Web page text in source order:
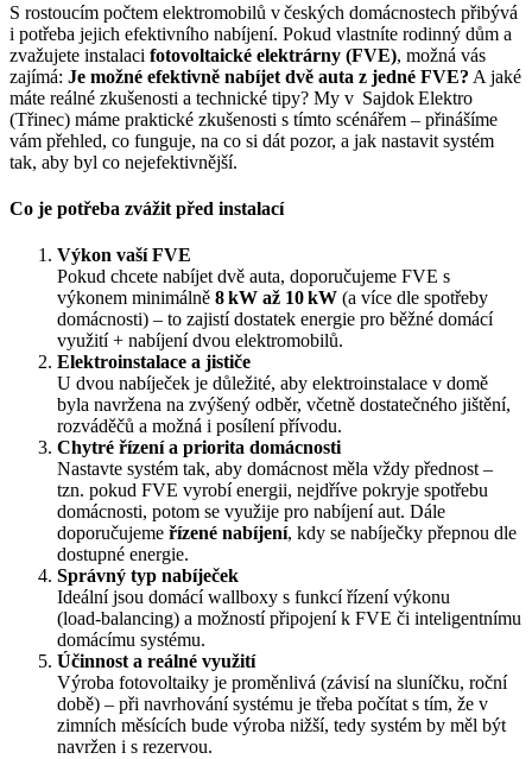
S rostoucím počtem elektromobilů v českých domácnostech přibývá
i potřeba jejich efektivního nabíjení. Pokud vlastníte rodinný dům a
zvažujete instalaci fotovoltaické elektrárny (FVE), možná vás
zajímá: Je možné efektivně nabíjet dvě auta z jedné FVE? A jaké
máte reálné zkušenosti a technické tipy? My v Sajdok Elektro
(Třinec) máme praktické zkušenosti s tímto scénářem – přinášíme
vám přehled, co funguje, na co si dát pozor, a jak nastavit systém
tak, aby byl co nejefektivnější.
Co je potřeba zvážit před instalací
Výkon vaší FVE
Pokud chcete nabíjet dvě auta, doporučujeme FVE s
výkonem minimálně 8 kW až 10 kW (a více dle spotřeby
domácnosti) – to zajistí dostatek energie pro běžné domácí
využití + nabíjení dvou elektromobilů.
Elektroinstalace a jističe
U dvou nabíječek je důležité, aby elektroinstalace v domě
byla navržena na zvýšený odběr, včetně dostatečného jištění,
rozváděčů a možná i posílení přívodu.
Chytré řízení a priorita domácnosti
Nastavte systém tak, aby domácnost měla vždy přednost –
tzn. pokud FVE vyrobí energii, nejdříve pokryje spotřebu
domácnosti, potom se využije pro nabíjení aut. Dále
doporučujeme řízené nabíjení, kdy se nabíječky přepnou dle
dostupné energie.
Správný typ nabíječek
Ideální jsou domácí wallboxy s funkcí řízení výkonu
(load‑balancing) a možností připojení k FVE či inteligentnímu
domácímu systému.
Účinnost a reálné využití
Výroba fotovoltaiky je proměnlivá (závisí na sluníčku, roční
době) – při navrhování systému je třeba počítat s tím, že v
zimních měsících bude výroba nižší, tedy systém by měl být
navržen i s rezervou.